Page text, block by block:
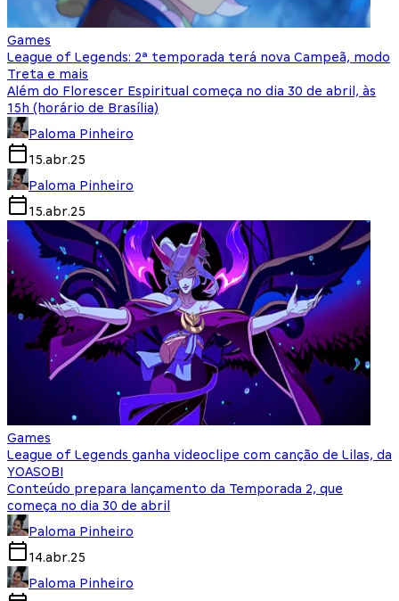
Games
League of Legends: 2ª temporada terá nova Campeã, modo
Treta e mais
Além do Florescer Espiritual começa no dia 30 de abril, às
15h (horário de Brasília)
Paloma Pinheiro
15.abr.25
Paloma Pinheiro
15.abr.25
Games
League of Legends ganha videoclipe com canção de Lilas, da
YOASOBI
Conteúdo prepara lançamento da Temporada 2, que
começa no dia 30 de abril
Paloma Pinheiro
14.abr.25
Paloma Pinheiro